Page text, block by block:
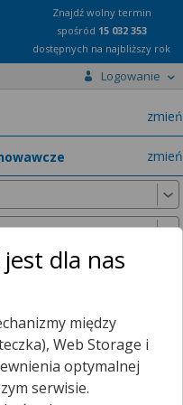
Znajdź wolny termin
spośród 15 032 353
dostępnych na najbliższy rok
Logowanie
zmień
zmień
25 km , dlatego
do
50 km
dla nas
między
Web Storage i
optymalnej
serwisie.